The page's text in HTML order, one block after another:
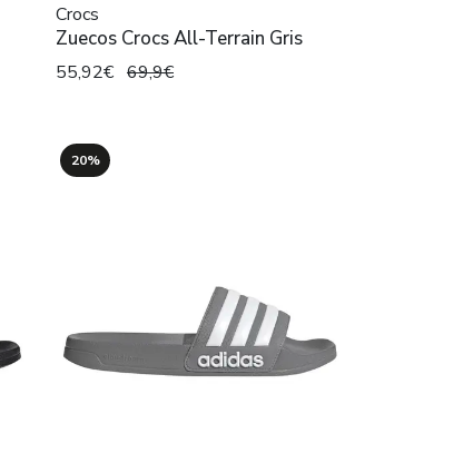
Crocs
Zuecos Crocs All-Terrain Gris
55,92€ 69,9€
20%